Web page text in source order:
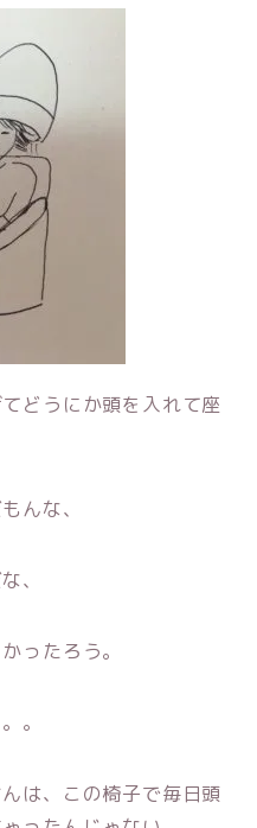
どうにか頭を入れて座
んな、
、
ったろう。
。
は、この椅子で毎日頭